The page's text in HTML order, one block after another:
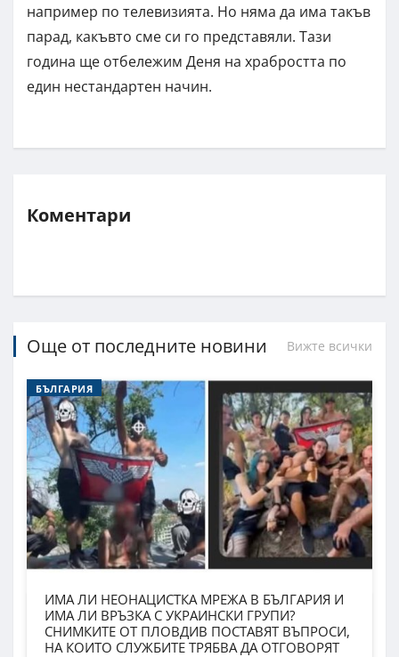
например по телевизията. Но няма да има такъв
парад, какъвто сме си го представяли. Тази
година ще отбележим Деня на храбростта по
един нестандартен начин.
Коментари
Още от последните новини Вижте всички
БЪЛГАРИЯ
ИМА ЛИ НЕОНАЦИСТКА МРЕЖА В БЪЛГАРИЯ И
ИМА ЛИ ВРЪЗКА С УКРАИНСКИ ГРУПИ?
СНИМКИТЕ ОТ ПЛОВДИВ ПОСТАВЯТ ВЪПРОСИ,
НА КОИТО СЛУЖБИТЕ ТРЯБВА ДА ОТГОВОРЯТ